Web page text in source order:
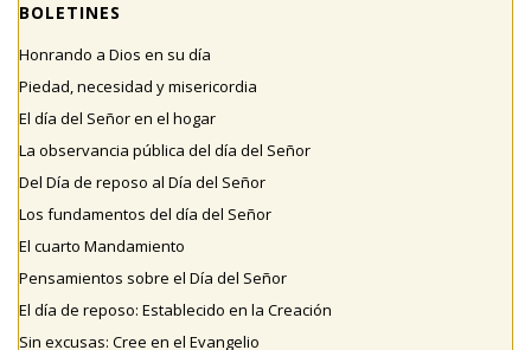
BOLETINES
Honrando a Dios en su día
Piedad, necesidad y misericordia
El día del Señor en el hogar
La observancia pública del día del Señor
Del Día de reposo al Día del Señor
Los fundamentos del día del Señor
El cuarto Mandamiento
Pensamientos sobre el Día del Señor
El día de reposo: Establecido en la Creación
Sin excusas: Cree en el Evangelio